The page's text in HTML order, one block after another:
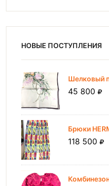
НОВЫЕ ПОСТУПЛЕНИЯ
Шелковый
45 800
Брюки
118 500